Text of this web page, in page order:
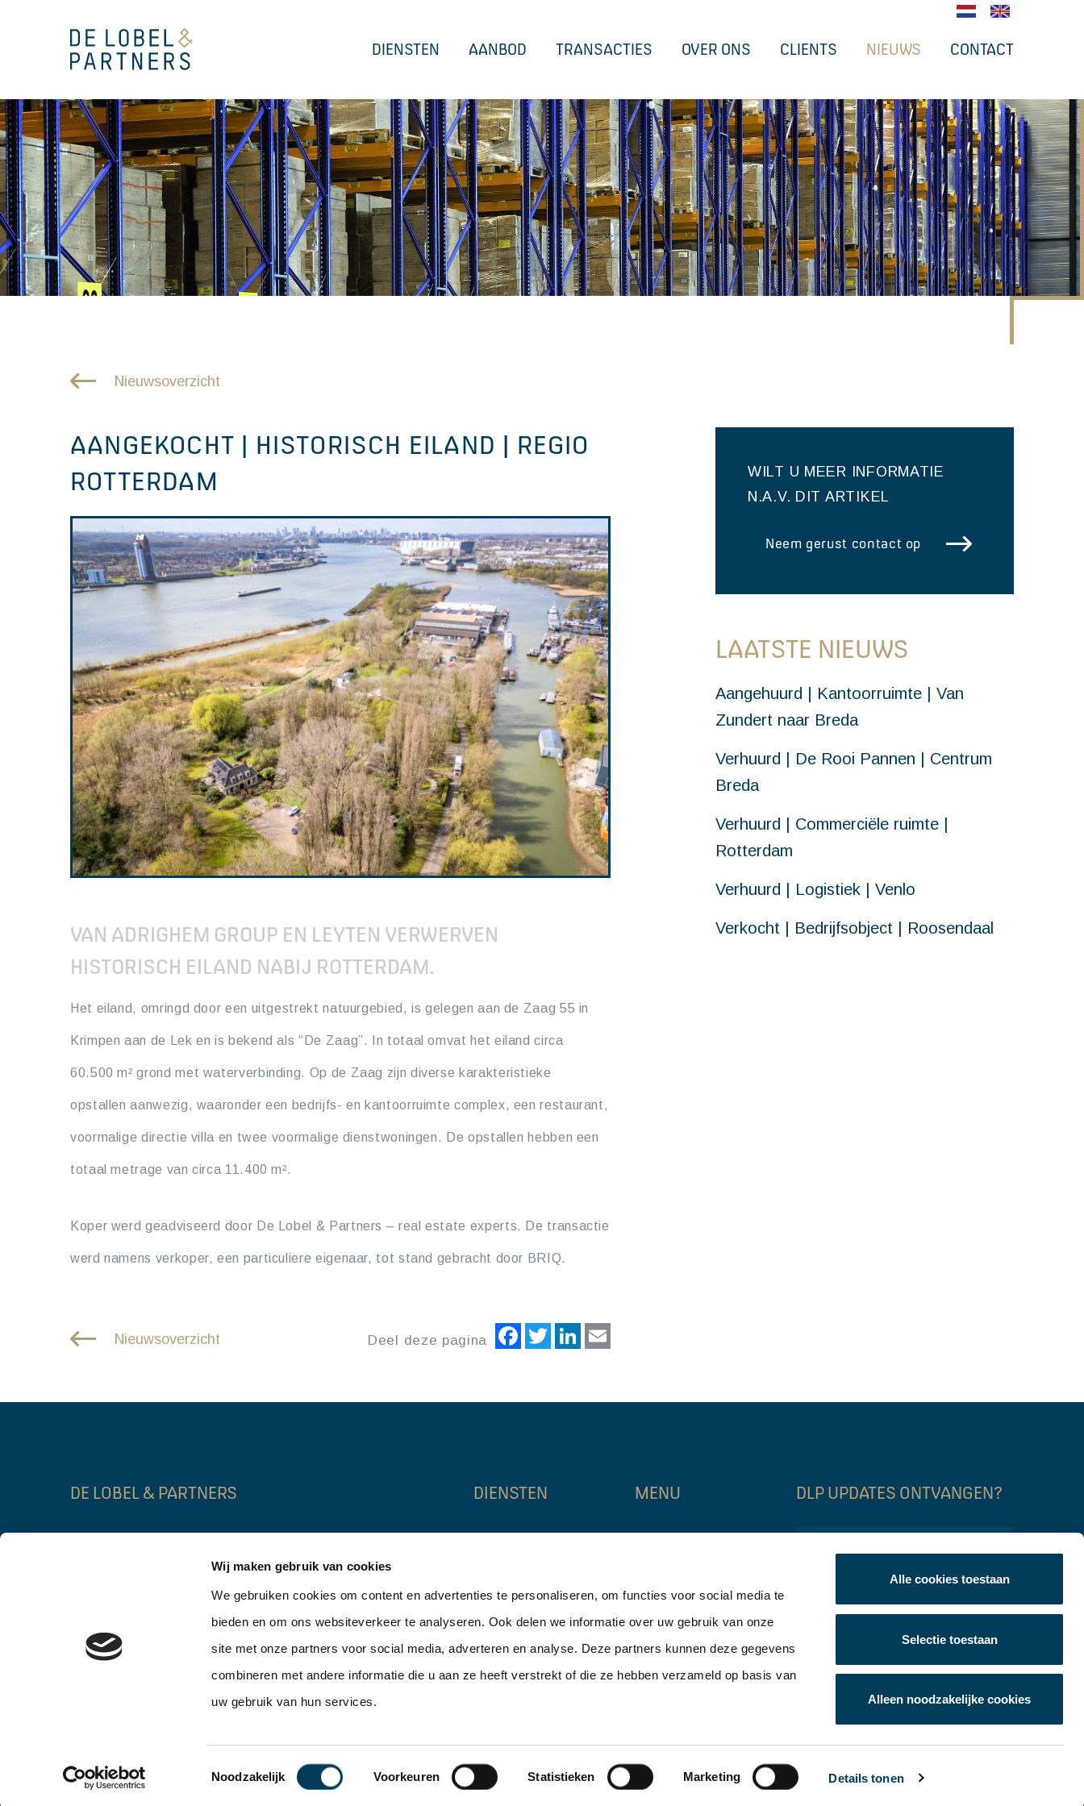
Wij maken gebruik van cookies
We gebruiken cookies om content en advertenties te personaliseren, om functies voor social media te
bieden en om ons websiteverkeer te analyseren. Ook delen we informatie over uw gebruik van onze
site met onze partners voor social media, adverteren en analyse. Deze partners kunnen deze gegevens
combineren met andere informatie die u aan ze heeft verstrekt of die ze hebben verzameld op basis van
uw gebruik van hun services.
Toestemmingsselectie
Noodzakelijk Voorkeuren Statistieken Marketing Details tonen
Alle cookies toestaan
Selectie toestaan
Alleen noodzakelijke cookies
DIENSTEN AANBOD TRANSACTIES OVER ONS CLIENTS NIEUWS CONTACT
Nieuwsoverzicht
AANGEKOCHT | HISTORISCH EILAND | REGIO
ROTTERDAM
VAN ADRIGHEM GROUP EN LEYTEN VERWERVEN
HISTORISCH EILAND NABIJ ROTTERDAM.
Het eiland, omringd door een uitgestrekt natuurgebied, is gelegen aan de Zaag 55 in
Krimpen aan de Lek en is bekend als “De Zaag”. In totaal omvat het eiland circa
60.500 m² grond met waterverbinding. Op de Zaag zijn diverse karakteristieke
opstallen aanwezig, waaronder een bedrijfs- en kantoorruimte complex, een restaurant,
voormalige directie villa en twee voormalige dienstwoningen. De opstallen hebben een
totaal metrage van circa 11.400 m².
Koper werd geadviseerd door De Lobel & Partners – real estate experts. De transactie
werd namens verkoper, een particuliere eigenaar, tot stand gebracht door BRIQ.
Deel deze pagina FacebookTwitterLinkedIn
Nieuwsoverzicht
WILT U MEER INFORMATIE
N.A.V. DIT ARTIKEL
Neem gerust contact op
LAATSTE NIEUWS
Aangehuurd | Kantoorruimte | Van
Zundert naar Breda
Verhuurd | De Rooi Pannen | Centrum
Breda
Verhuurd | Commerciële ruimte |
Rotterdam
Verhuurd | Logistiek | Venlo
Verkocht | Bedrijfsobject | Roosendaal
DE LOBEL & PARTNERS
info@delobelpartners.nl
3014 DA Rotterdam
010 – 302 90 05
info@delobelpartners.nl
DLP UPDATES ONTVANGEN?
Name
DIENSTEN
valuation & advice
MENU
contact
De Lobel & Partners © 2026 Privacy verklaring Cookies Disclaimer Algemene Voorwaarden